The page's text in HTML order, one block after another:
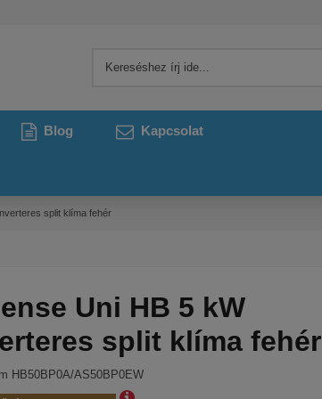
Blog Kapcsolat
split klíma fehér
Uni HB 5 kW
split klíma fehér
HB50BP0A/AS50BP0EW